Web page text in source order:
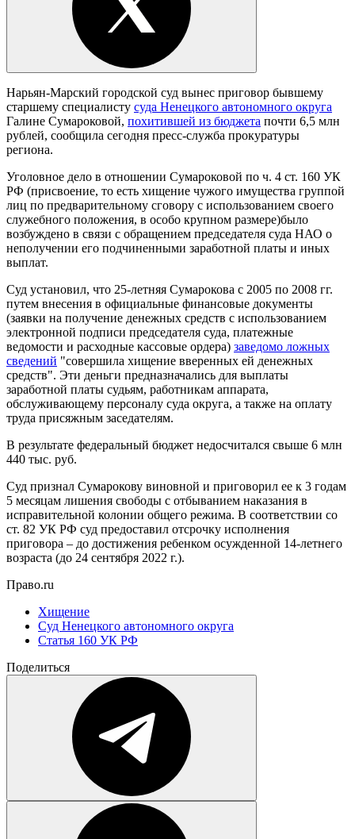
Нарьян-Марский городской суд вынес приговор бывшему
старшему специалисту суда Ненецкого автономного округа
Галине Сумароковой, похитившей из бюджета почти 6,5 млн
рублей, сообщила сегодня пресс-служба прокуратуры
региона.
Уголовное дело в отношении Сумароковой по ч. 4 ст. 160 УК
РФ (присвоение, то есть хищение чужого имущества группой
лиц по предварительному сговору с использованием своего
служебного положения, в особо крупном размере)было
возбуждено в связи с обращением председателя суда НАО о
неполучении его подчиненными заработной платы и иных
выплат.
Суд установил, что 25-летняя Сумарокова с 2005 по 2008 гг.
путем внесения в официальные финансовые документы
(заявки на получение денежных средств с использованием
электронной подписи председателя суда, платежные
ведомости и расходные кассовые ордера) заведомо ложных
сведений "совершила хищение вверенных ей денежных
средств". Эти деньги предназначались для выплаты
заработной платы судьям, работникам аппарата,
обслуживающему персоналу суда округа, а также на оплату
труда присяжным заседателям.
В результате федеральный бюджет недосчитался свыше 6 млн
440 тыс. руб.
Суд признал Сумарокову виновной и приговорил ее к 3 годам
5 месяцам лишения свободы с отбыванием наказания в
исправительной колонии общего режима. В соответствии со
ст. 82 УК РФ суд предоставил отсрочку исполнения
приговора – до достижения ребенком осужденной 14-летнего
возраста (до 24 сентября 2022 г.).
Право.ru
Хищение
Суд Ненецкого автономного округа
Статья 160 УК РФ
Поделиться